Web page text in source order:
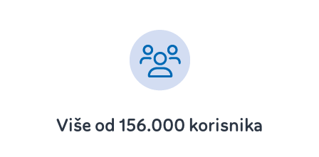
Više od 156.000 korisnika